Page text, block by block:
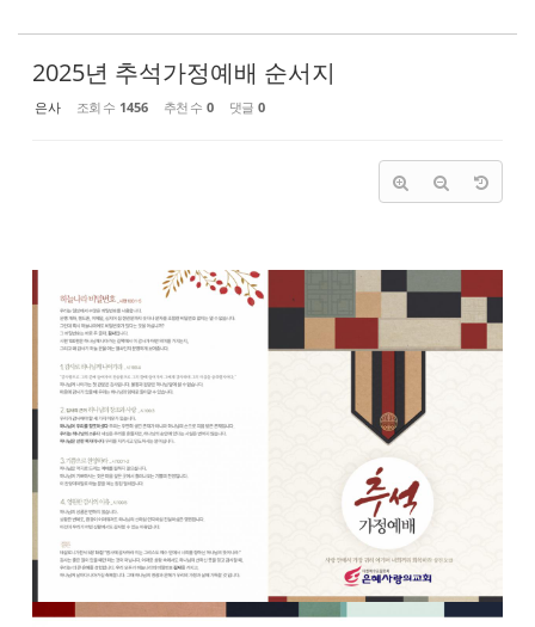
2025년 추석가정예배 순서지
은사 조회 수 1456 추천 수 0 댓글 0